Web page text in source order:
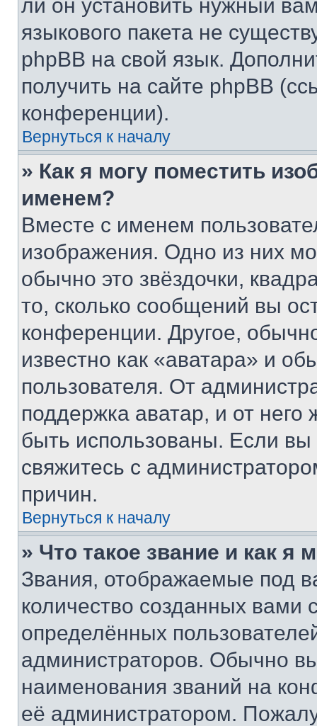
ли он установить нужный
языкового пакета не
phpBB на свой язык.
получить на сайте phpBB
конференции).
Вернуться к началу
» Как я могу поместить
именем?
Вместе с именем
изображения. Одно из них
обычно это звёздочки,
то, сколько сообщений вы
конференции. Другое,
известно как «аватара» и
пользователя. От
поддержка аватар, и от него
быть использованы. Если
свяжитесь с
причин.
Вернуться к началу
» Что такое звание и как я
Звания, отображаемые под
количество созданных
определённых
администраторов. Обычно
наименования званий на
её администратором.